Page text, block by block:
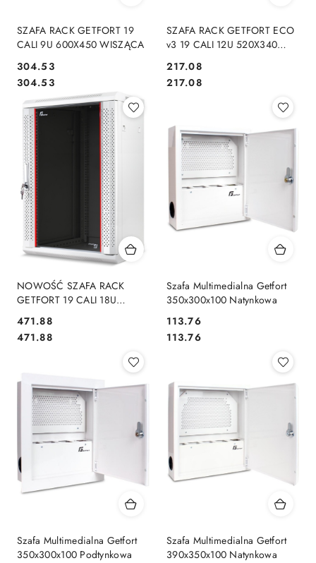
SZAFA RACK GETFORT 19
CALI 9U 600X450 WISZĄCA
Cena:
304.53
Cena:
304.53
SZAFA RACK GETFORT ECO
v3 19 CALI 12U 520X340
Cena:
217.08
Cena:
217.08
NOWOŚĆ SZAFA RACK
GETFORT 19 CALI 18U
Cena:
471.88
Cena:
471.88
Szafa Multimedialna Getfort
350x300x100 Natynkowa
Cena:
113.76
Cena:
113.76
Szafa Multimedialna Getfort
350x300x100 Podtynkowa
Szafa Multimedialna Getfort
390x350x100 Natynkowa